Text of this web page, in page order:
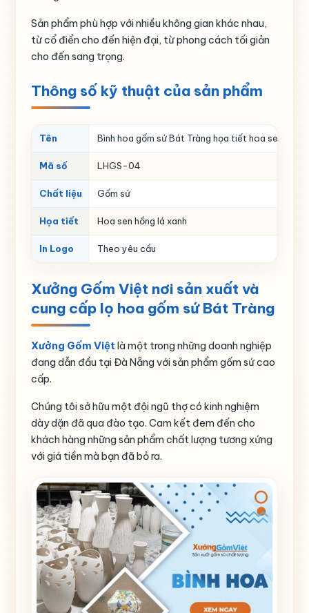
Sản phẩm phù hợp với nhiều không gian khác nhau,
từ cổ điển cho đến hiện đại, từ phong cách tối giản
cho đến sang trọng.
Thông số kỹ thuật của sản phẩm
Tên Bình hoa gốm sứ Bát Tràng họa tiết hoa sen hồng
Mã số LHGS-04
Chất liệu Gốm sứ
Họa tiết Hoa sen hồng lá xanh
In Logo Theo yêu cầu
Xưởng Gốm Việt nơi sản xuất và
cung cấp lọ hoa gốm sứ Bát Tràng
Xưởng Gốm Việt là một trong những doanh nghiệp
đang dẫn đầu tại Đà Nẵng với sản phẩm gốm sứ cao
cấp.
Chúng tôi sở hữu một đội ngũ thợ có kinh nghiệm
dày dặn đã qua đào tạo. Cam kết đem đến cho
khách hàng những sản phẩm chất lượng tương xứng
với giá tiền mà bạn đã bỏ ra.